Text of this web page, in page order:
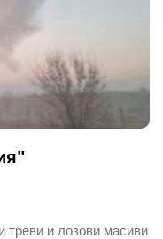
треви и лозови масиви